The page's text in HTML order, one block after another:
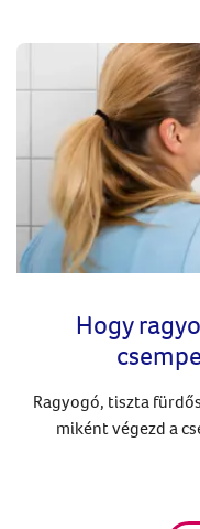
Hogy
Ragyogó, tiszta
miként végezd a